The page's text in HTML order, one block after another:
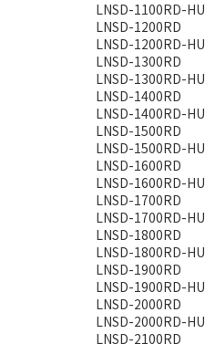
LNSD-1100RD-HU
LNSD-1200RD
LNSD-1200RD-HU
LNSD-1300RD
LNSD-1300RD-HU
LNSD-1400RD
LNSD-1400RD-HU
LNSD-1500RD
LNSD-1500RD-HU
LNSD-1600RD
LNSD-1600RD-HU
LNSD-1700RD
LNSD-1700RD-HU
LNSD-1800RD
LNSD-1800RD-HU
LNSD-1900RD
LNSD-1900RD-HU
LNSD-2000RD
LNSD-2000RD-HU
LNSD-2100RD